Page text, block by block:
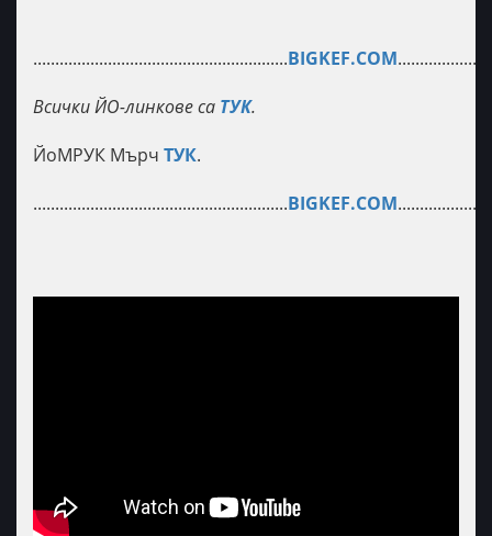
..........................................................BIGKEF.COM
Всички ЙО-линкове са ТУК.
ЙоМРУК Мърч ТУК.
..........................................................BIGKEF.COM